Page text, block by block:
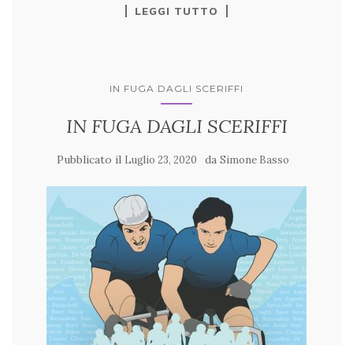
LEGGI TUTTO
IN FUGA DAGLI SCERIFFI
IN FUGA DAGLI SCERIFFI
Pubblicato il Luglio 23, 2020 da Simone Basso